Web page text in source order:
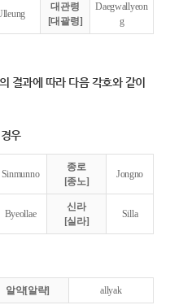
대관령
[대괄령]
Daegwallyeon
g
결과에 따라 다음 각호와 같이
우
Sinmunno
종로
[종노]
Jongno
Byeollae
신라
[실라]
Silla
알약[알략] allyak